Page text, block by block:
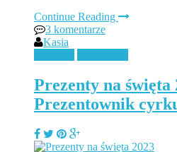
Continue Reading
3 komentarze
Kasia
Prezenty na święta
Prezentownik